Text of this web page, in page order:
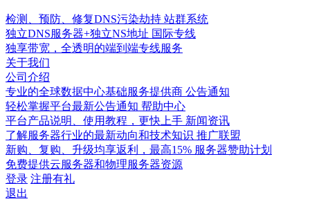
检测、预防、修复DNS污染劫持 站群系统
独立DNS服务器+独立NS地址 国际专线
独享带宽，全透明的端到端专线服务
关于我们
公司介绍
专业的全球数据中心基础服务提供商 公告通知
轻松掌握平台最新公告通知 帮助中心
平台产品说明、使用教程，更快上手 新闻资讯
了解服务器行业的最新动向和技术知识 推广联盟
新购、复购、升级均享返利，最高15% 服务器赞助计划
免费提供云服务器和物理服务器资源
登录 注册有礼
退出